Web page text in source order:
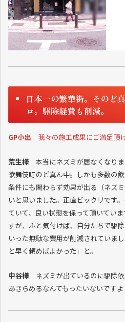
日本一の繁華街。そのど
ロ。駆除経費も削減。
GP小出 我々の施工成果にご満足頂
荒生様 本当にネズミが居なくなり
歌舞伎町のど真ん中。しかも多数の
条件にも関わらず効果が出る（ネズ
いと思いました。正直ビックリです
ていて、良い状態を保って頂いてい
すが、ふと気付けば、自分たちで駆
いった無駄な費用が削減されていま
と早く頼めばよかった」と。
中谷様 ネズミが出ているのに駆除
あきらめるなんてもったいないですよ